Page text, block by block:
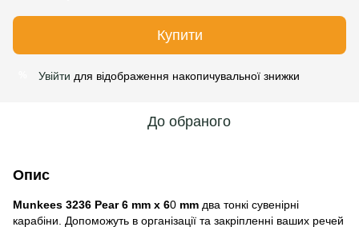
Купити
Увійти для відображення накопичувальної знижки
До обраного
Опис
Munkees 3236 Pear 6 mm x 60 mm два тонкі сувенірні
карабіни. Допоможуть в організації та закріпленні ваших речей